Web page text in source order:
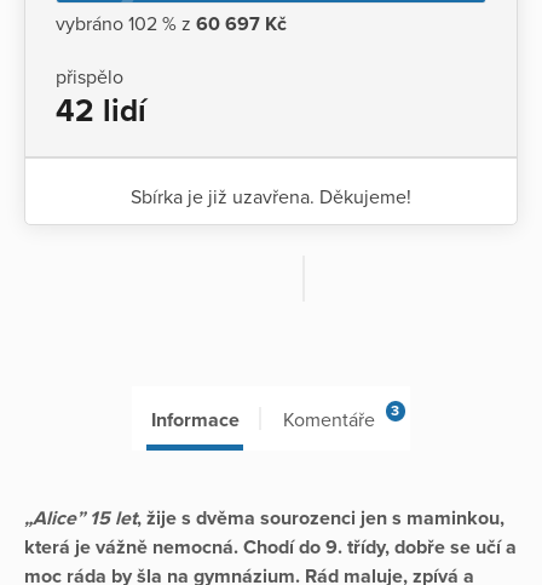
vybráno 102 % z 60 697 Kč
přispělo
42 lidí
Sbírka je již uzavřena. Děkujeme!
Informace Komentáře 3
„Alice” 15 let, žije s dvěma sourozenci jen s maminkou,
která je vážně nemocná. Chodí do 9. třídy, dobře se učí a
moc ráda by šla na gymnázium. Rád maluje, zpívá a